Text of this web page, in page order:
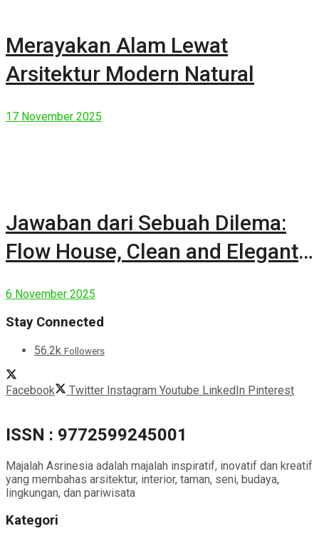
Merayakan Alam Lewat
Arsitektur Modern Natural
17 November 2025
Jawaban dari Sebuah Dilema:
Flow House, Clean and Elegant
6 November 2025
Stay Connected
56.2k Followers
Facebook Twitter Instagram Youtube LinkedIn Pinterest
ISSN : 9772599245001
Majalah Asrinesia adalah majalah inspiratif, inovatif dan kreatif
yang membahas arsitektur, interior, taman, seni, budaya,
lingkungan, dan pariwisata
Kategori